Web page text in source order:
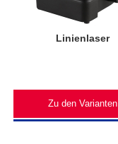
Linienlaser
Zu den Varianten